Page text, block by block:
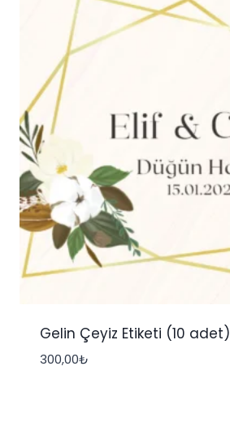
Gelin Çeyiz Etiketi (10 adet)
300,00₺